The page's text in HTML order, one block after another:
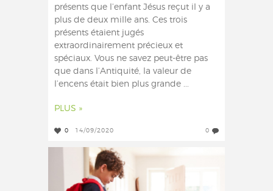
présents que l’enfant Jésus reçut il y a
plus de deux mille ans. Ces trois
présents étaient jugés
extraordinairement précieux et
spéciaux. Vous ne savez peut-être pas
que dans l’Antiquité, la valeur de
l’encens était bien plus grande ...
PLUS »
0 14/09/2020 0